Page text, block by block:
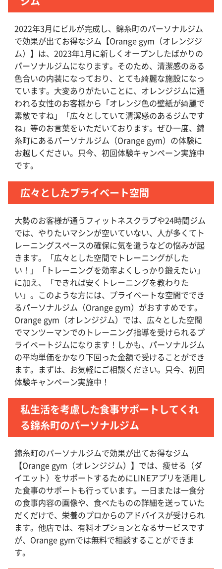
2022年3月にビルが完成し、錦糸町のパーソナルジム
で効果が出てお得なジム【Orange gym（オレンジジ
ム）】は、2023年1月に新しくオープンしたばかりの
パーソナルジムになります。そのため、清潔感のある
色合いの内装になっており、とても綺麗な施設になっ
ています。大変ありがたいことに、オレンジジムに通
われる女性のお客様から「オレンジ色の壁紙が綺麗で
素敵ですね」「広々としていて清潔感のあるジムです
ね」等のお言葉をいただいております。ぜひ一度、錦
糸町にあるパーソナルジム（Orange gym）の体験に
お越しください。只今、初回体験キャンペーン実施中
です。
広々としたプライベート空間
大勢のお客様が通うフィットネスクラブや24時間ジム
では、やりたいマシンが空いていない、人が多くてト
レーニングスペースの確保に気を遣うなどの悩みが起
きます。「広々とした空間でトレーニングがした
い！」「トレーニングを効率よくしっかり鍛えたい」
に加え、「できれば安くトレーニングを教わりた
い」。このような方には、プライベートな空間ででき
るパーソナルジム（Orange gym）がおすすめです。
Orange gym（オレンジジム）では、広々とした空間
でマンツーマンでのトレーニング指導を受けられるプ
ライベートジムになります！しかも、パーソナルジム
の平均単価をかなり下回った金額で受けることができ
ます。まずは、お気軽にご相談ください。只今、初回
体験キャンペーン実施中！
私生活を考慮した食事サポートしてくれ
る錦糸町のパーソナルジム
錦糸町のパーソナルジムで効果が出てお得なジム
【Orange gym（オレンジジム）】では、痩せる（ダ
イエット）をサポートするためにLINEアプリを活用し
た食事のサポートも行っています。一日または一食分
の食事内容の画像や、食べたものの詳細を送っていた
だくだけで、栄養のプロからのアドバイスが受けられ
ます。他店では、有料オプションとなるサービスです
が、Orange gymでは無料で相談することができま
す。